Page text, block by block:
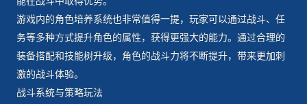
游戏内的角色培养系统也非常值得一提，玩家可以通过战斗、任
务等多种方式提升角色的属性，获得更强大的能力。通过合理的
装备搭配和技能树升级，角色的战斗力将不断提升，带来更加刺
激的战斗体验。
战斗系统与策略玩法